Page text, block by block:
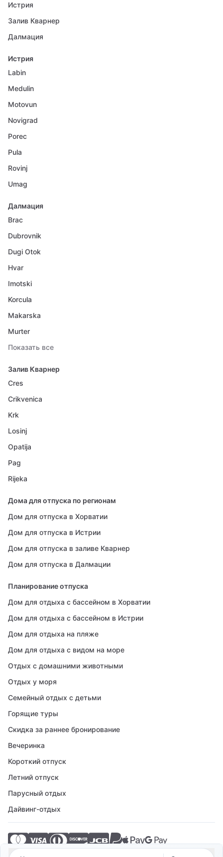
Истрия
Залив Кварнер
Далмация
Истрия
Labin
Medulin
Motovun
Novigrad
Porec
Pula
Rovinj
Umag
Далмация
Brac
Dubrovnik
Dugi Otok
Hvar
Imotski
Korcula
Makarska
Murter
Показать все
Залив Кварнер
Cres
Crikvenica
Krk
Losinj
Opatija
Pag
Rijeka
Дома для отпуска по регионам
Дом для отпуска в Хорватии
Дом для отпуска в Истрии
Дом для отпуска в заливе Кварнер
Дом для отпуска в Далмации
Планирование отпуска
Дом для отдыха с бассейном в Хорватии
Дом для отдыха с бассейном в Истрии
Дом для отдыха на пляже
Дом для отдыха с видом на море
Отдых с домашними животными
Отдых у моря
Семейный отдых с детьми
Горящие туры
Скидка за раннее бронирование
Вечеринка
Короткий отпуск
Летний отпуск
Парусный отдых
Дайвинг-отдых
© 2026 Crovillas GmbH